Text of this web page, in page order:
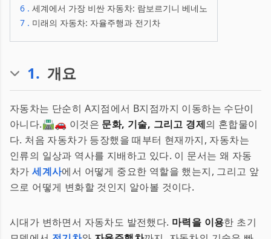
6 . 세계에서 가장 비싼 자동차: 람보르기니 베네노
7 . 미래의 자동차: 자율주행과 전기차
1. 개요
자동차는 단순히 A지점에서 B지점까지 이동하는 수단이
아니다.🛣️🚗 이것은 문화, 기술, 그리고 경제의 혼합물이
다. 처음 자동차가 등장했을 때부터 현재까지, 자동차는
인류의 일상과 역사를 지배하고 있다. 이 문서는 왜 자동
차가세계사에서 어떻게 중요한 역할을 했는지, 그리고 앞
으로 어떻게 변화할 것인지 알아볼 것이다.
시대가 변하면서 자동차도 발전했다. 마력을 이용한 초기